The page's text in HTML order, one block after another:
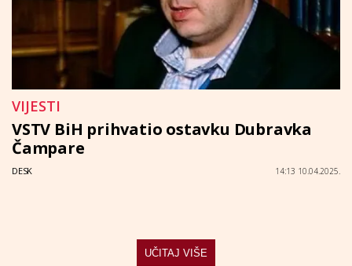
VIJESTI
VSTV BiH prihvatio ostavku Dubravka
Čampare
DESK 14:13 10.04.2025.
UČITAJ VIŠE